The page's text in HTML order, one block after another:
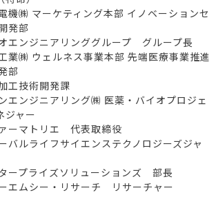
㈱ マーケティング本部 イノベーションセ
発部
アリンググループ グループ長
㈱ ウェルネス事業本部 先端医療事業推進
部
開発課
ジニアリング㈱ 医薬・バイオプロジェ
ャー
マトリエ 代表取締役
ルライフサイエンステクノロジーズジャ
ズソリューションズ 部長
ムシー・リサーチ リサーチャー